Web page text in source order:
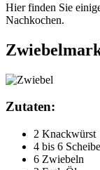
Hier finden Sie
Nachkochen.
Zutaten:
2 Knackwürst
4 bis 6
6 Zwiebeln